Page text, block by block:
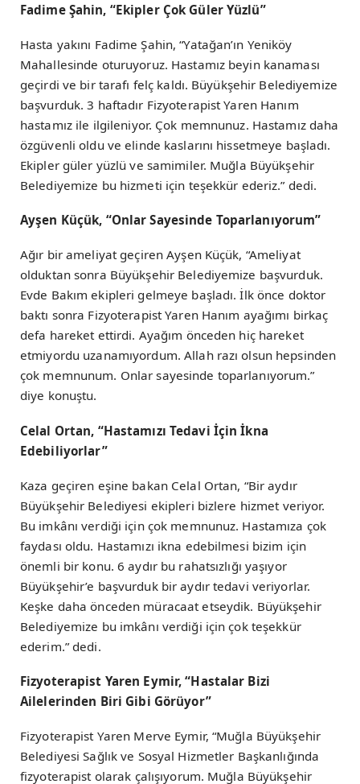
Fadime Şahin, “Ekipler Çok Güler Yüzlü”
Hasta yakını Fadime Şahin, “Yatağan’ın Yeniköy
Mahallesinde oturuyoruz. Hastamız beyin kanaması
geçirdi ve bir tarafı felç kaldı. Büyükşehir Belediyemize
başvurduk. 3 haftadır Fizyoterapist Yaren Hanım
hastamız ile ilgileniyor. Çok memnunuz. Hastamız daha
özgüvenli oldu ve elinde kaslarını hissetmeye başladı.
Ekipler güler yüzlü ve samimiler. Muğla Büyükşehir
Belediyemize bu hizmeti için teşekkür ederiz.” dedi.
Ayşen Küçük, “Onlar Sayesinde Toparlanıyorum”
Ağır bir ameliyat geçiren Ayşen Küçük, “Ameliyat
olduktan sonra Büyükşehir Belediyemize başvurduk.
Evde Bakım ekipleri gelmeye başladı. İlk önce doktor
baktı sonra Fizyoterapist Yaren Hanım ayağımı birkaç
defa hareket ettirdi. Ayağım önceden hiç hareket
etmiyordu uzanamıyordum. Allah razı olsun hepsinden
çok memnunum. Onlar sayesinde toparlanıyorum.”
diye konuştu.
Celal Ortan, “Hastamızı Tedavi İçin İkna
Edebiliyorlar”
Kaza geçiren eşine bakan Celal Ortan, “Bir aydır
Büyükşehir Belediyesi ekipleri bizlere hizmet veriyor.
Bu imkânı verdiği için çok memnunuz. Hastamıza çok
faydası oldu. Hastamızı ikna edebilmesi bizim için
önemli bir konu. 6 aydır bu rahatsızlığı yaşıyor
Büyükşehir’e başvurduk bir aydır tedavi veriyorlar.
Keşke daha önceden müracaat etseydik. Büyükşehir
Belediyemize bu imkânı verdiği için çok teşekkür
ederim.” dedi.
Fizyoterapist Yaren Eymir, “Hastalar Bizi
Ailelerinden Biri Gibi Görüyor”
Fizyoterapist Yaren Merve Eymir, “Muğla Büyükşehir
Belediyesi Sağlık ve Sosyal Hizmetler Başkanlığında
fizyoterapist olarak çalışıyorum. Muğla Büyükşehir